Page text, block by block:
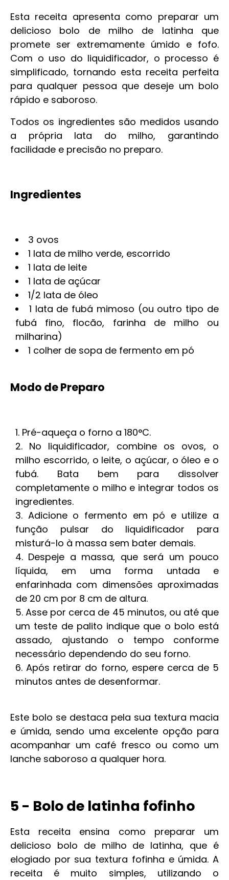
Esta receita apresenta como preparar um
delicioso bolo de milho de latinha que
promete ser extremamente úmido e fofo.
Com o uso do liquidificador, o processo é
simplificado, tornando esta receita perfeita
para qualquer pessoa que deseje um bolo
rápido e saboroso.
Todos os ingredientes são medidos usando
a própria lata do milho, garantindo
facilidade e precisão no preparo.
Ingredientes
3 ovos
1 lata de milho verde, escorrido
1 lata de leite
1 lata de açúcar
1/2 lata de óleo
1 lata de fubá mimoso (ou outro tipo de
fubá fino, flocão, farinha de milho ou
milharina)
1 colher de sopa de fermento em pó
Modo de Preparo
Pré-aqueça o forno a 180°C.
No liquidificador, combine os ovos, o
milho escorrido, o leite, o açúcar, o óleo e o
fubá. Bata bem para dissolver
completamente o milho e integrar todos os
ingredientes.
Adicione o fermento em pó e utilize a
função pulsar do liquidificador para
misturá-lo à massa sem bater demais.
Despeje a massa, que será um pouco
líquida, em uma forma untada e
enfarinhada com dimensões aproximadas
de 20 cm por 8 cm de altura.
Asse por cerca de 45 minutos, ou até que
um teste de palito indique que o bolo está
assado, ajustando o tempo conforme
necessário dependendo do seu forno.
Após retirar do forno, espere cerca de 5
minutos antes de desenformar.
Este bolo se destaca pela sua textura macia
e úmida, sendo uma excelente opção para
acompanhar um café fresco ou como um
lanche saboroso a qualquer hora.
5 - Bolo de latinha fofinho
Esta receita ensina como preparar um
delicioso bolo de milho de latinha, que é
elogiado por sua textura fofinha e úmida. A
receita é muito simples, utilizando o